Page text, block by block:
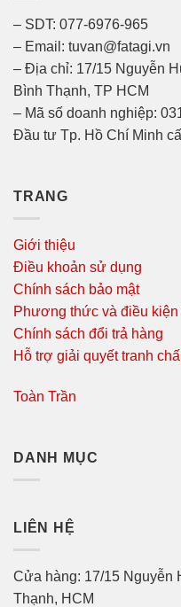
– SDT: 077-6976-965
– Email: tuvan@fatagi.vn
– Địa chỉ: 17/15 Nguyễn
Bình Thạnh, TP HCM
– Mã số doanh nghiệp:
Đầu tư Tp. Hồ Chí Minh
TRANG
Giới thiệu
Điều khoản sử dụng
Chính sách bảo mật
Phương thức và điều kiện
Chính sách đổi trả hàng
Hỗ trợ giải quyết tranh
Toàn Trần
DANH MỤC
LIÊN HỆ
Cửa hàng: 17/15
Thạnh, HCM